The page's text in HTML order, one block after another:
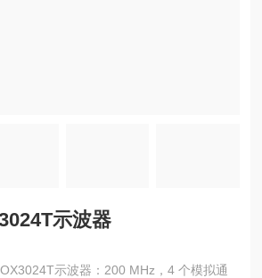
示波器
示波器：200 MHz，4 个模拟通